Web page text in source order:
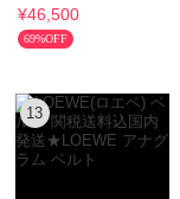
ル ３色展開
¥46,500
69%OFF
13